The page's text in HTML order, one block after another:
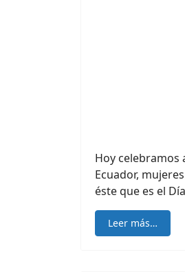
Hoy celebramos
Ecuador,
éste que es el
Leer más…